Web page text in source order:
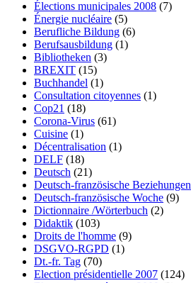
Élections municipales 2008 (7)
Énergie nucléaire (5)
Berufliche Bildung (6)
Berufsausbildung (1)
Bibliotheken (3)
BREXIT (15)
Buchhandel (1)
Consultation citoyennes (1)
Cop21 (18)
Corona-Virus (61)
Cuisine (1)
Décentralisation (1)
DELF (18)
Deutsch (21)
Deutsch-französische Beziehungen
Deutsch-französische Woche (9)
Dictionnaire /Wörterbuch (2)
Didaktik (103)
Droits de l'homme (9)
DSGVO-RGPD (1)
Dt.-fr. Tag (70)
Election présidentielle 2007 (124)